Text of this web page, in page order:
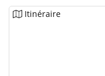
Itinéraire